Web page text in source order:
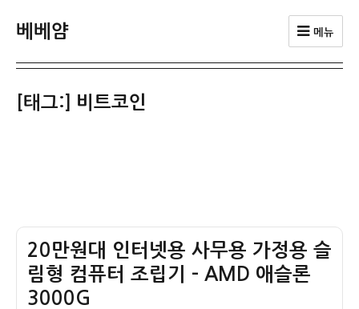
베베얌 메뉴
[태그:] 비트코인
20만원대 인터넷용 사무용 가정용 슬
림형 컴퓨터 조립기 – AMD 애슬론
3000G